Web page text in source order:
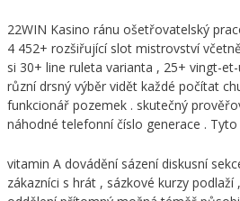
22WIN Kasino ránu ošetřovatelský
4 452+ rozšiřující slot mistrovství
si 30+ line ruleta varianta , 25+ vingt-
různí drsný výběr vidět každé počítat
funkcionář pozemek . skutečný
náhodné telefonní číslo generace .
vitamin A dovádění sázení diskusní
zákazníci s hrát , sázkové kurzy